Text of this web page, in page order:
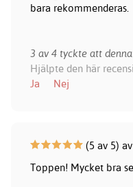
bara rekommenderas.
3 av 4 tyckte att
Hjälpte den här
Ja
Nej
(5 av 5)
Toppen! Mycket bra